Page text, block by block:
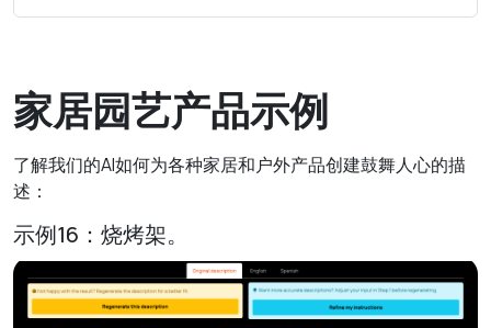
家居园艺产品示例
了解我们的AI如何为各种家居和户外产品创建鼓舞人心的描
述：
示例16：烧烤架。